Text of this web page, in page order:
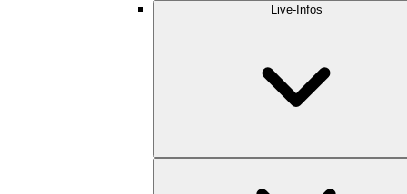
Live-Infos